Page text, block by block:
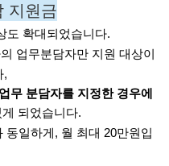
지원금
도 확대되었습니다.
업무분담자만 지원 대상이
,
무 분담자를 지정한 경우에
되었습니다.
일하게, 월 최대 20만원입